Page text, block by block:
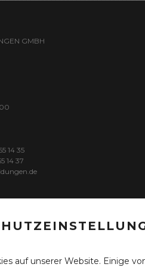
GMBH
14 35
14 37
auf unserer Website. Einige